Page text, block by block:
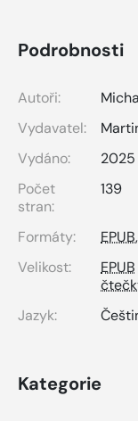
Podrobnosti
Autoři:
Vydavatel:
Vydáno:
2025
Počet
stran:
139
Formáty: EPUB,
Velikost:
EPUB
Jazyk:
Kategorie